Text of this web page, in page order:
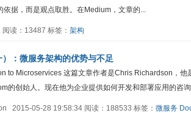
依据，而是观点取胜。在Medium，文章的...
读：13487 标签： 架构
：微服务架构的优势与不足
to Microservices 这篇文章作者是Chris Richardson，
的创始人。现在他为企业提供如何开发和部署应用的咨
2015-05-28 19:58:34 阅读：188533 标签： 微服务